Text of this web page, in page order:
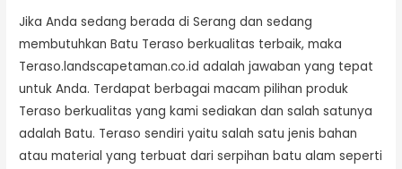
Jika Anda sedang berada di Serang dan sedang
membutuhkan Batu Teraso berkualitas terbaik, maka
Teraso.landscapetaman.co.id adalah jawaban yang tepat
untuk Anda. Terdapat berbagai macam pilihan produk
Teraso berkualitas yang kami sediakan dan salah satunya
adalah Batu. Teraso sendiri yaitu salah satu jenis bahan
atau material yang terbuat dari serpihan batu alam seperti